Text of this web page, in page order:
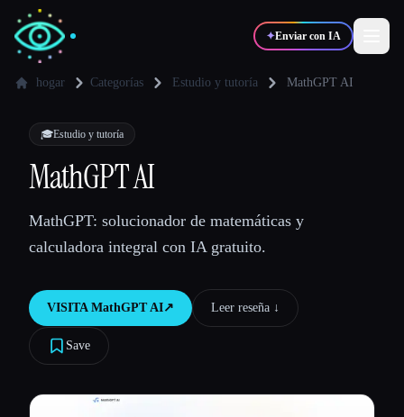
✦Enviar con IA
✍️Escritores
💻
🎓Estudiantes 🎬Creadores
Blog
Comparar herramientas
hogar Categorías Estudio y tutoría MathGPT AI
🎓Estudio y tutoría
MathGPT AI
MathGPT: solucionador de matemáticas y
calculadora integral con IA gratuito.
VISITA MathGPT AI↗︎ Leer reseña ↓︎
Save